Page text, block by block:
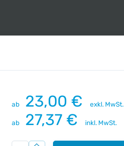
ab 23,00 € exkl. MwSt.
ab 27,37 € inkl. MwSt.